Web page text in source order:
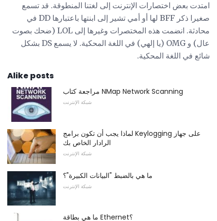
امتدت بعض اختصارات الإنترنت إلى لغتنا المنطوقة. قد تسمع
صغيرا ذكر BFF لها أو أمي تشير إلى ابنتها باعتبارها DD في
محادثة. انضمت هذه المختصرات وغيرها إلى LOL (ضحك بصوت
عال) و OMG (يا إلهي) في اللغة المحكية. لا يسمع DS بشكل
شائع في اللغة المحكية.
Alike posts
مراجعة كتاب NMap Network Scanning
شبكة الإنترنت
لماذا يجب أن تكون برامج Keylogging على جهاز
الرادار الخاص بك
شبكة الإنترنت
ما هي بالضبط "البيانات الكبيرة"؟
شبكة الإنترنت
ما هي بطاقة Ethernet؟